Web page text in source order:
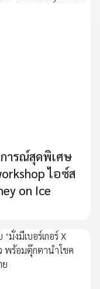
ารณ์สุดพิเศษ
ไอซ์ส
on Ice